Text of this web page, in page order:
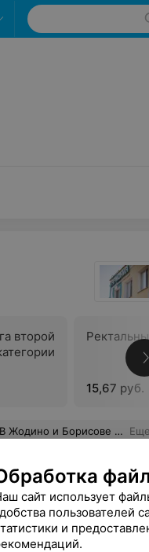
второй
15,67 руб.
и таких врачей.Сегодня онлайн записалась к гинекологу. Отмечаю и ваш удобный сайт . Еще
сайт использует
пользователей
и